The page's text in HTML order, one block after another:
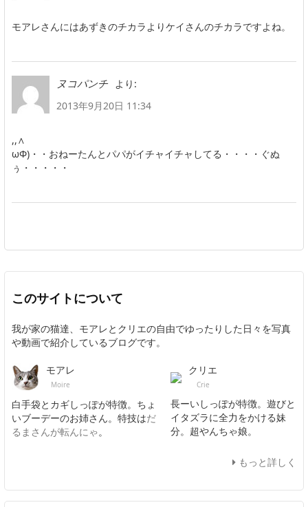
モアレさんにはあずきのチカラよりケイさんのチカラですよね。
ヌコパンチ
より:
2013年9月20日 11:34
,,∧
ωΦ)・・おねーたんとパパがイチャイチャしてる・・・・ぐぬ
ぅ・・・・・
このサイトについて
我が家の猫達、モアレとクリエの自由でゆったりした日々を写真
や動画で紹介しているブログです。
モアレ
Moire
白手袋とカギしっぽが特徴。ちょ
いブーデーのお姉さん。特技はだ
るまさんが転んにゃ。
クリエ
Crie
長ーいしっぽが特徴。遊びと
イタズラに全力をかける妹
分。超やんちゃ娘。
もっと詳しく